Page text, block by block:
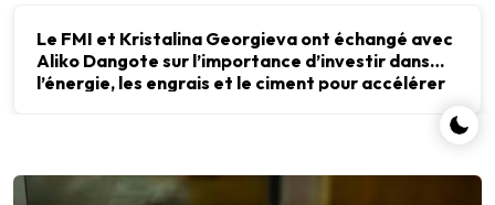
Le FMI et Kristalina Georgieva ont échangé avec
Aliko Dangote sur l’importance d’investir dans
l’énergie, les engrais et le ciment pour accélérer